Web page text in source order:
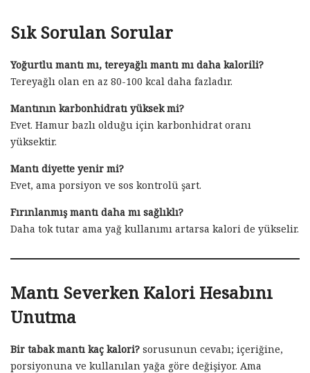
Sık Sorulan Sorular
Yoğurtlu mantı mı, tereyağlı mantı mı daha kalorili?
Tereyağlı olan en az 80-100 kcal daha fazladır.
Mantının karbonhidratı yüksek mi?
Evet. Hamur bazlı olduğu için karbonhidrat oranı
yüksektir.
Mantı diyette yenir mi?
Evet, ama porsiyon ve sos kontrolü şart.
Fırınlanmış mantı daha mı sağlıklı?
Daha tok tutar ama yağ kullanımı artarsa kalori de yükselir.
Mantı Severken Kalori Hesabını
Unutma
Bir tabak mantı kaç kalori? sorusunun cevabı; içeriğine,
porsiyonuna ve kullanılan yağa göre değişiyor. Ama